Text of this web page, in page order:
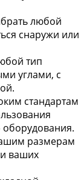
любой
снаружи или
тип
углами, с
стандартам
размерам
ваших